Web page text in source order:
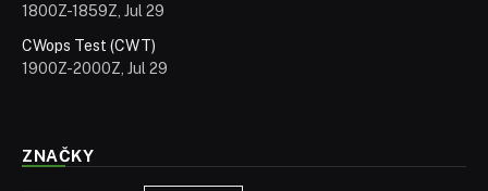
1800Z-1859Z, Jul 29
CWops Test (CWT)
1900Z-2000Z, Jul 29
ZNAČKY